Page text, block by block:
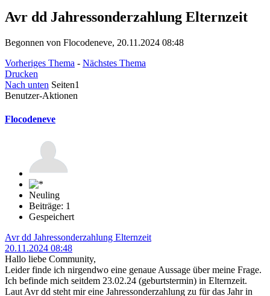
Avr dd Jahressonderzahlung Elternzeit
Begonnen von Flocodeneve, 20.11.2024 08:48
Vorheriges Thema - Nächstes Thema
Drucken
Nach unten Seiten1
Benutzer-Aktionen
Flocodeneve
Neuling
Beiträge: 1
Gespeichert
Avr dd Jahressonderzahlung Elternzeit
20.11.2024 08:48
Hallo liebe Community,
Leider finde ich nirgendwo eine genaue Aussage über meine Frage.
Ich befinde mich seitdem 23.02.24 (geburtstermin) in Elternzeit.
Laut Avr dd steht mir eine Jahressonderzahlung zu für das Jahr in